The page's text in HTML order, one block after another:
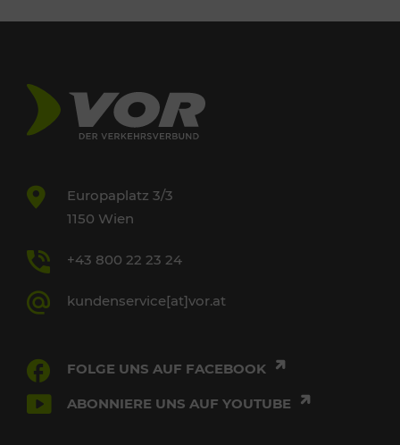
Europaplatz 3/3
1150 Wien
+43 800 22 23 24
kundenservice[at]vor.at
FOLGE UNS AUF FACEBOOK
ABONNIERE UNS AUF YOUTUBE